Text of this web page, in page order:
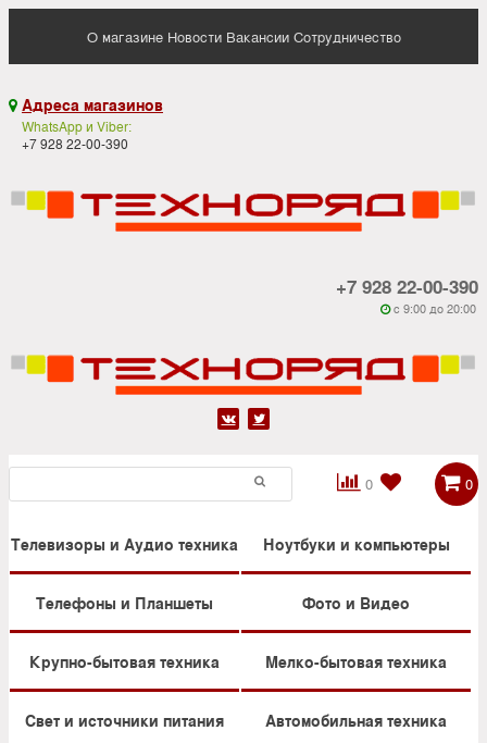
О магазине Новости Вакансии Сотрудничество
 Адреса магазинов
WhatsApp и Viber:
+7 928 22-00-390
+7 928 22-00-390
 c 9:00 до 20:00
 
0

 0
Телевизоры и Аудио техника Ноутбуки и компьютеры
Телефоны и Планшеты Фото и Видео
Крупно-бытовая техника Мелко-бытовая техника
Свет и источники питания Автомобильная техника